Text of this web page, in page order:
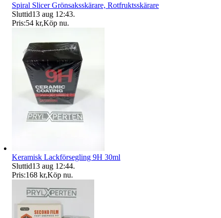
Spiral Slicer Grönsaksskärare, Rotfruktsskärare
Sluttid13 aug 12:43.
Pris:54 kr,Köp nu.
Keramisk Lackförsegling 9H 30ml
Sluttid13 aug 12:44.
Pris:168 kr,Köp nu.